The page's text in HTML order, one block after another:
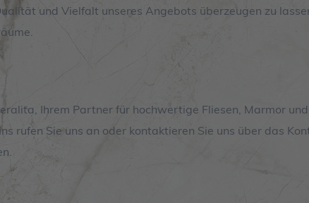
und Vielfalt unseres Angebots überzeugen zu
Ihrem Partner für hochwertige Fliesen, Marmor
rufen Sie uns an oder kontaktieren Sie uns über das